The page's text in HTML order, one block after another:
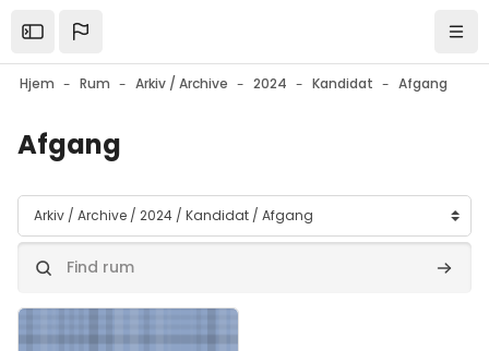
Open the sidebar
Hjem Rum Arkiv / Archive 2024 Kandidat Afgang
Afgang
Rumkategorier
Find rum
Find
Forsidebillede" Afgang_E24